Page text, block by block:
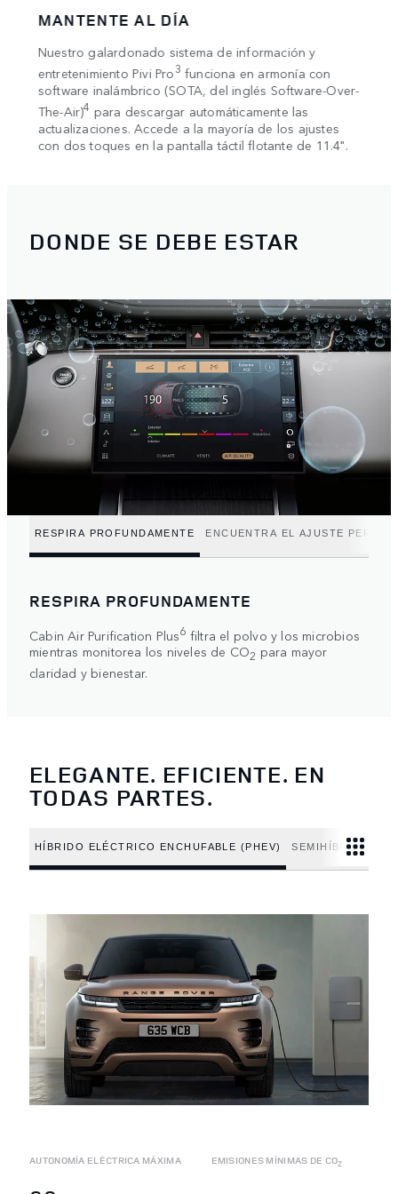
MANTENTE AL DÍA
Nuestro galardonado sistema de información y
entretenimiento Pivi Pro3 funciona en armonía con
software inalámbrico (SOTA, del inglés Software-Over-
The-Air)4 para descargar automáticamente las
actualizaciones. Accede a la mayoría de los ajustes
con dos toques en la pantalla táctil flotante de 11.4".
DONDE SE DEBE ESTAR
RESPIRA PROFUNDAMENTE ENCUENTRA EL AJUSTE
RESPIRA PROFUNDAMENTE
Cabin Air Purification Plus6 filtra el polvo y los microbios
mientras monitorea los niveles de CO2 para mayor
claridad y bienestar.
ELEGANTE. EFICIENTE. EN
TODAS PARTES.
HÍBRIDO ELÉCTRICO ENCHUFABLE (PHEV) SEMIHÍBRIDO DE
AUTONOMÍA ELÉCTRICA MÁXIMA EMISIONES MÍNIMAS DE CO2